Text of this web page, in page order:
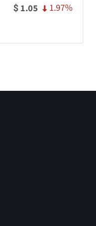
$ 1.05 1.97%